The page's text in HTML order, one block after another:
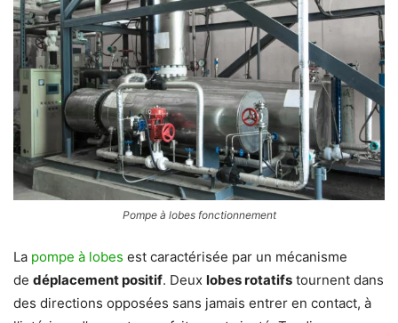
Pompe à lobes fonctionnement
La pompe à lobes est caractérisée par un mécanisme
de déplacement positif. Deux lobes rotatifs tournent dans
des directions opposées sans jamais entrer en contact, à